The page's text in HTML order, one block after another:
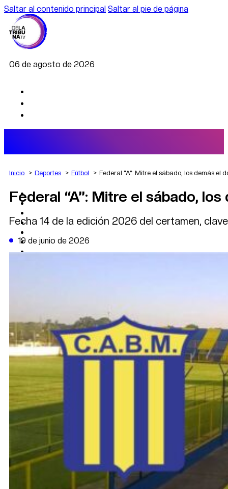
Saltar al contenido principal Saltar al pie de página
06 de agosto de 2026
AGRO
DEPORTES
POLÍTICA
DATA FIRME
DE LA TRIBUNA TV
Inicio Deportes Fútbol Federal “A”: Mitre el sábado, los demás el
Federal “A”: Mitre el sábado,
Fecha 14 de la edición 2026 del certamen,
19 de junio de 2026